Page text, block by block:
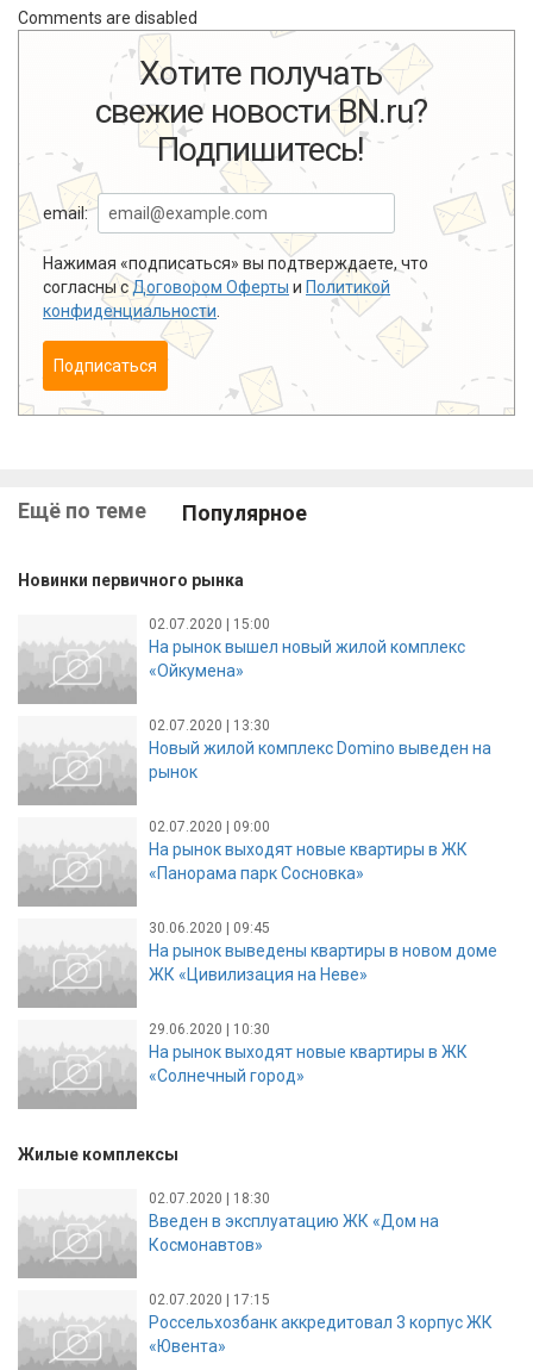
Comments are disabled
Хотите получать
свежие новости BN.ru?
Подпишитесь!
email:
Нажимая «подписаться» вы подтверждаете, что
согласны сДоговором Оферты и Политикой
конфиденциальности
Подписаться
Ещё по теме Популярное
Новинки первичного рынка
02.07.2020 | 15:00
На рынок вышел новый жилой комплекс
«Ойкумена»
02.07.2020 | 13:30
Новый жилой комплекс Domino выведен на
рынок
02.07.2020 | 09:00
На рынок выходят новые квартиры в ЖК
«Панорама парк Сосновка»
30.06.2020 | 09:45
На рынок выведены квартиры в новом доме
ЖК «Цивилизация на Неве»
29.06.2020 | 10:30
На рынок выходят новые квартиры в ЖК
«Солнечный город»
Жилые комплексы
02.07.2020 | 18:30
Введен в эксплуатацию ЖК «Дом на
Космонавтов»
02.07.2020 | 17:15
Россельхозбанк аккредитовал 3 корпус ЖК
«Ювента»